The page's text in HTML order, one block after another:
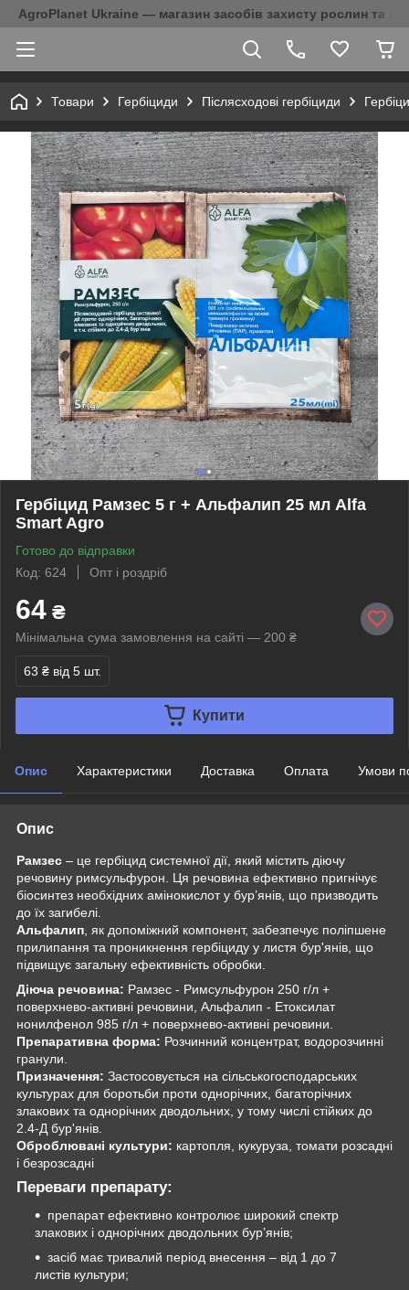
AgroPlanet Ukraine — магазин засобів захисту рослин та
Товари Гербіциди Післясходові гербіциди
Гербіцид Рамзес 5 г + Альфалип 25 мл Alfa
Smart Agro
Готово до відправки
Код: 624
Опт і роздріб
64 ₴
Мінімальна сума замовлення на сайті — 200 ₴
63 ₴ від 5 шт.
Купити
Опис Характеристики Доставка Оплата Умови
Опис
Рамзес – це гербіцид системної дії, який містить діючу
речовину римсульфурон. Ця речовина ефективно пригнічує
біосинтез необхідних амінокислот у бур’янів, що призводить
до їх загибелі.
Альфалип , як допоміжний компонент, забезпечує поліпшене
прилипання та проникнення гербіциду у листя бур'янів, що
підвищує загальну ефективність обробки.
Діюча речовина: Рамзес - Римсульфурон 250 г/л +
поверхнево-активні речовини, Альфалип - Етоксилат
нонилфенол 985 г/л + поверхнево-активні речовини.
Препаративна форма: Розчинний концентрат, водорозчинні
гранули.
Призначення: Застосовується на сільськогосподарських
культурах для боротьби проти однорічних, багаторічних
злакових та однорічних дводольних, у тому числі стійких до
2.4-Д бур'янів.
Оброблювані культури: картопля, кукуруза, томати розсадні
і безрозсадні
Переваги препарату:
препарат ефективно контролює широкий спектр
злакових і однорічних дводольних бур’янів;
засіб має тривалий період внесення – від 1 до 7
листів культури;